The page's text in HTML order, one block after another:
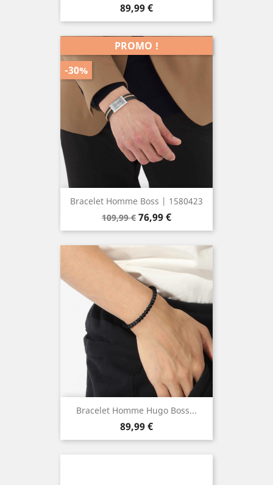
Prix
89,99 €
Bracelet Homme Boss | 1580423
Prix
de
109,99 € Prix
76,99 €
PROMO !
-30%
Bracelet Homme Hugo Boss...
Prix
89,99 €